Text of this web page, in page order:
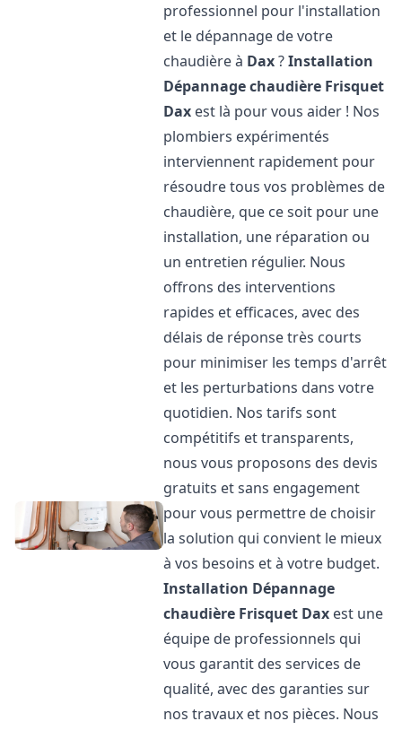
professionnel pour l'installation
et le dépannage de votre
chaudière à Dax?Installation
Dépannage chaudière Frisquet
Dax est là pour vous aider ! Nos
plombiers expérimentés
interviennent rapidement pour
résoudre tous vos problèmes de
chaudière, que ce soit pour une
installation, une réparation ou
un entretien régulier. Nous
offrons des interventions
rapides et efficaces, avec des
délais de réponse très courts
pour minimiser les temps d'arrêt
et les perturbations dans votre
quotidien. Nos tarifs sont
compétitifs et transparents,
nous vous proposons des devis
gratuits et sans engagement
pour vous permettre de choisir
la solution qui convient le mieux
à vos besoins et à votre budget.
Installation Dépannage
chaudière Frisquet Dax est une
équipe de professionnels qui
vous garantit des services de
qualité, avec des garanties sur
nos travaux et nos pièces. Nous